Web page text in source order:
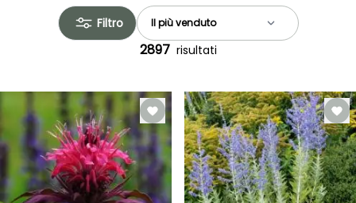
Filtro
2897 risultati